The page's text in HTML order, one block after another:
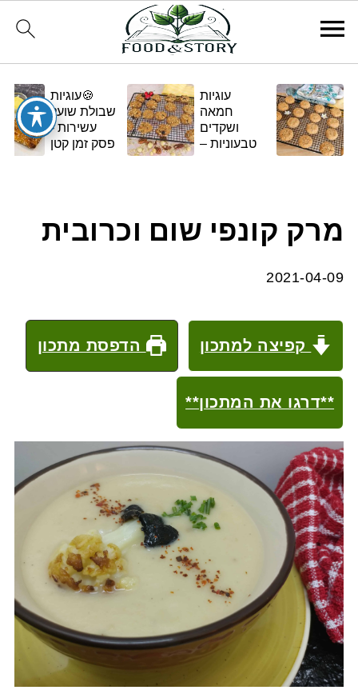
עוגיות
חמאה
ושקדים
טבעוניות –
🍪עוגיות
שבולת שועל
עשירות -
פסק זמן קטן
מרק קונפי שום וכרובית
2021-04-09
קפיצה למתכון הדפסת מתכון
**דרגו את המתכון**